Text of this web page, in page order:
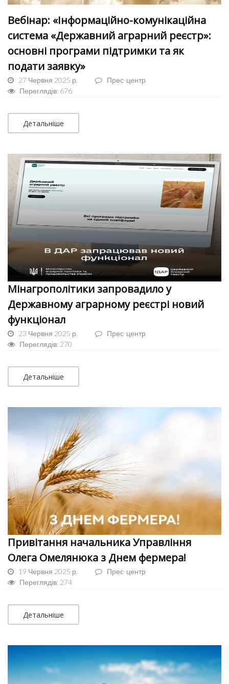
Вебінар: «Інформаційно-комунікаційна
система «Державний аграрний реєстр»:
основні програми підтримки та як
подати заявку»
27 Червня 2025 р.
Прес-центр
Переглядів: 676
Детальніше
Мінагрополітики запровадило у
Державному аграрному реєстрі новий
функціонал
23 Червня 2025 р.
Прес-центр
Переглядів: 270
Детальніше
Привітання начальника Управління
Олега Омелянюка з Днем фермера!
19 Червня 2025 р.
Прес-центр
Переглядів: 274
Детальніше